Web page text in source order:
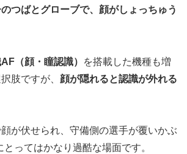
つばとグローブで、顔がしょっちゅう
（顔・瞳認識）
を搭載した機種も増
肢ですが、 顔が隠れると認識が外れる
が伏せられ、守備側の選手が覆いかぶ
ってはかなり過酷な場面です。